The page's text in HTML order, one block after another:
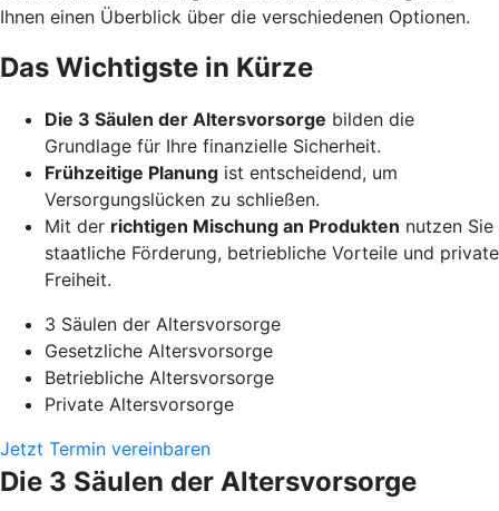
Ihnen einen Überblick über die verschiedenen Optionen.
Das Wichtigste in Kürze
Die 3 Säulen der Altersvorsorge bilden die
Grundlage für Ihre finanzielle Sicherheit.
Frühzeitige Planung ist entscheidend, um
Versorgungslücken zu schließen.
Mit der richtigen Mischung an Produkten nutzen Sie
staatliche Förderung, betriebliche Vorteile und private
Freiheit.
3 Säulen der Altersvorsorge
Gesetzliche Altersvorsorge
Betriebliche Altersvorsorge
Private Altersvorsorge
Jetzt Termin vereinbaren
Die 3 Säulen der Altersvorsorge